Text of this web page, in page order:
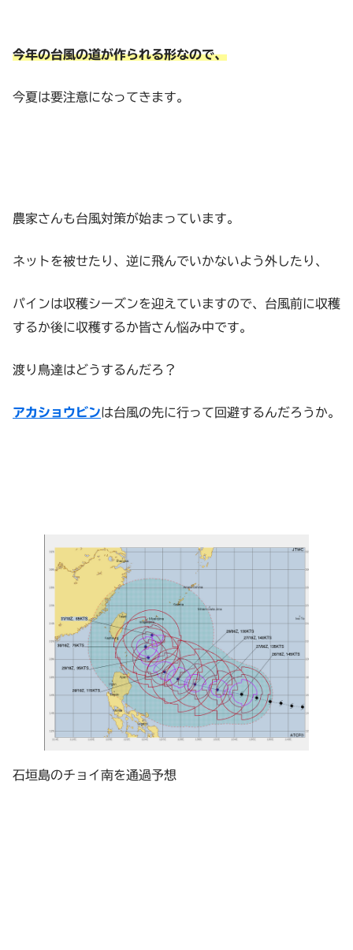
今年の台風の道が作られる形なので、
今夏は要注意になってきます。
農家さんも台風対策が始まっています。
ネットを被せたり、逆に飛んでいかないよう外したり、
パインは収穫シーズンを迎えていますので、台風前に収穫
するか後に収穫するか皆さん悩み中です。
渡り鳥達はどうするんだろ？
アカショウビンは台風の先に行って回避するんだろうか。
石垣島のチョイ南を通過予想